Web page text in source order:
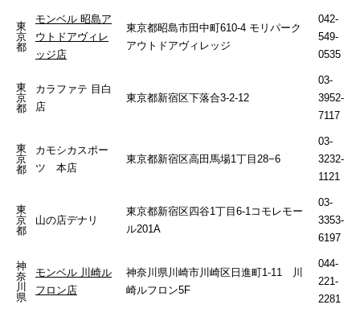
東
京
都
モンベル 昭島ア
ウトドアヴィレ
ッジ店
東京都昭島市田中町610-4 モリパーク
アウトドアヴィレッジ
042-
549-
0535
東
京
都
カラファテ 目白
店
東京都新宿区下落合3-2-12
03-
3952-
7117
東
京
都
カモシカスポー
ツ 本店
東京都新宿区高田馬場1丁目28−6
03-
3232-
1121
東
京
都
山の店デナリ
東京都新宿区四谷1丁目6-1コモレモー
ル201A
03-
3353-
6197
神
奈
川
県
モンベル 川崎ル
フロン店
神奈川県川崎市川崎区日進町1-11 川
崎ルフロン5F
044-
221-
2281